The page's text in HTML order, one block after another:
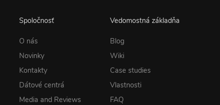
Spoločnosť
O nás
Novinky
Kontakty
Dátové centrá
Media and Reviews
Vedomostná základňa
Blog
Wiki
Case studies
Vlastnosti
FAQ